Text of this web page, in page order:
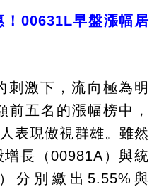
00631L早盤漲幅居
刺激下，流向極為明
前五名的漲幅榜中，
表現傲視群雄。雖然
長（00981A）與統
分別繳出5.55%與